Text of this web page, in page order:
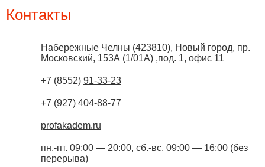
Контакты
Набережные Челны (423810), Новый город, пр.
Московский, 153А (1/01А) ,под. 1, офис 11
+7 (8552) 91-33-23
+7 (927) 404-88-77
profakadem.ru
пн.-пт. 09:00 — 20:00, сб.-вс. 09:00 — 16:00 (без
перерыва)